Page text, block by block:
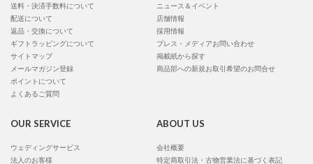
送料・決済手数料について
配送について
返品・交換について
ギフトラッピングについて
サイトマップ
メールマガジン登録
ポイントについて
よくあるご質問
ニュース＆イベント
店舗情報
採用情報
プレス・メディアお問い合わせ
掲載紙から探す
商品部への新規お取引希望のお問合せ
OUR SERVICE
ウェディングサービス
法人のお客様
ABOUT US
会社概要
特定商取引法・古物営業法に基づく表記